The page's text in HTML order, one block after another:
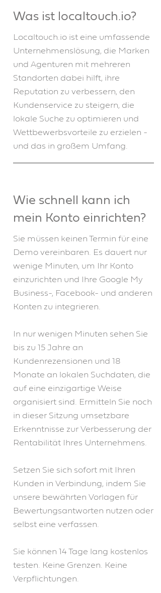
Was ist localtouch.io?
Localtouch.io ist eine umfassende
Unternehmenslösung, die Marken
und Agenturen mit mehreren
Standorten dabei hilft, ihre
Reputation zu verbessern, den
Kundenservice zu steigern, die
lokale Suche zu optimieren und
Wettbewerbsvorteile zu erzielen -
und das in großem Umfang.
Wie schnell kann ich
mein Konto einrichten?
Sie müssen keinen Termin für eine
Demo vereinbaren. Es dauert nur
wenige Minuten, um Ihr Konto
einzurichten und Ihre Google My
Business-, Facebook- und anderen
Konten zu integrieren.
In nur wenigen Minuten sehen Sie
bis zu 15 Jahre an
Kundenrezensionen und 18
Monate an lokalen Suchdaten, die
auf eine einzigartige Weise
organisiert sind. Ermitteln Sie noch
in dieser Sitzung umsetzbare
Erkenntnisse zur Verbesserung der
Rentabilität Ihres Unternehmens.
Setzen Sie sich sofort mit Ihren
Kunden in Verbindung, indem Sie
unsere bewährten Vorlagen für
Bewertungsantworten nutzen oder
selbst eine verfassen.
Sie können 14 Tage lang kostenlos
testen. Keine Grenzen. Keine
Verpflichtungen.